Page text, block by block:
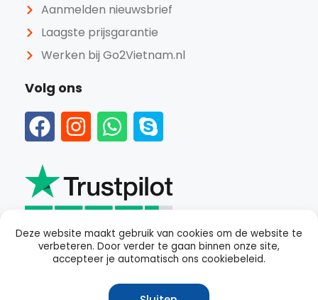
Deze website maakt gebruik van cookies om de website te
verbeteren. Door verder te gaan binnen onze site,
accepteer je automatisch ons cookiebeleid.
Aanmelden nieuwsbrief
Laagste prijsgarantie
Werken bij Go2Vietnam.nl
Volg ons
Beoordeeld alsgoedmet een4.4van 5 op Trustpilot